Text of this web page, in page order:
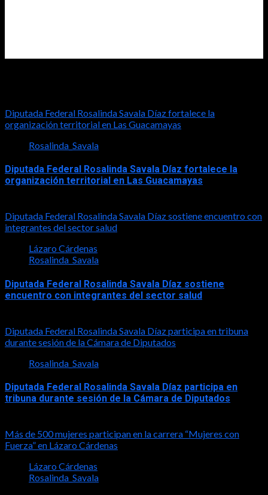
Diputada Federal Rosalinda Savala Díaz fortalece la
organización territorial en Las Guacamayas
Rosalinda_Savala
Diputada Federal Rosalinda Savala Díaz fortalece la
organización territorial en Las Guacamayas
Diputada Federal Rosalinda Savala Díaz sostiene encuentro con
integrantes del sector salud
Lázaro Cárdenas
Rosalinda_Savala
Diputada Federal Rosalinda Savala Díaz sostiene
encuentro con integrantes del sector salud
Diputada Federal Rosalinda Savala Díaz participa en tribuna
durante sesión de la Cámara de Diputados
Rosalinda_Savala
Diputada Federal Rosalinda Savala Díaz participa en
tribuna durante sesión de la Cámara de Diputados
Más de 500 mujeres participan en la carrera “Mujeres con
Fuerza” en Lázaro Cárdenas
Lázaro Cárdenas
Rosalinda_Savala